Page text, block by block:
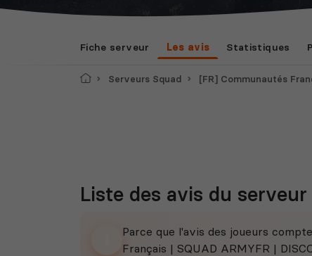
Fiche serveur Les avis Statistiques
AccueilServeurs Squad [FR] Communautés Français |
Liste des avis du serveur
Parce que l'avis des joueurs
Français | SQUAD ARMYFR |